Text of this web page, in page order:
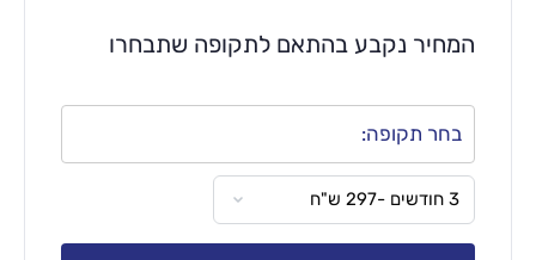
המחיר נקבע בהתאם לתקופה שתבחרו
בחר תקופה: